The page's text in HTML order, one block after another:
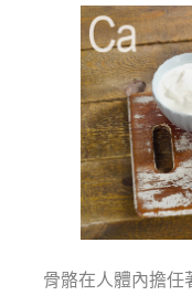
骨骼在人體內擔任